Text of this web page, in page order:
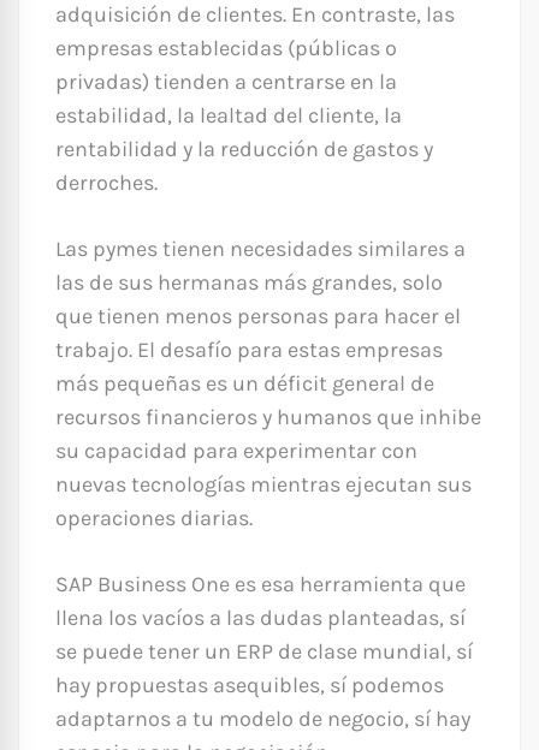
adquisición de clientes. En contraste, las
empresas establecidas (públicas o
privadas) tienden a centrarse en la
estabilidad, la lealtad del cliente, la
rentabilidad y la reducción de gastos y
derroches.
Las pymes tienen necesidades similares a
las de sus hermanas más grandes, solo
que tienen menos personas para hacer el
trabajo. El desafío para estas empresas
más pequeñas es un déficit general de
recursos financieros y humanos que inhibe
su capacidad para experimentar con
nuevas tecnologías mientras ejecutan sus
operaciones diarias.
SAP Business One es esa herramienta que
llena los vacíos a las dudas planteadas, sí
se puede tener un ERP de clase mundial, sí
hay propuestas asequibles, sí podemos
adaptarnos a tu modelo de negocio, sí hay